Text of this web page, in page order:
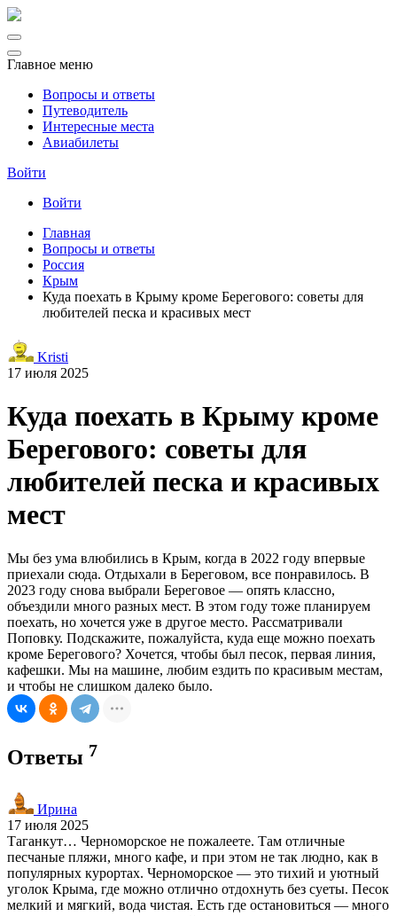
Главное меню
Вопросы и ответы
Путеводитель
Интересные места
Авиабилеты
Войти
Войти
Главная
Вопросы и ответы
Россия
Крым
Куда поехать в Крыму кроме Берегового: советы для
любителей песка и красивых мест
Kristi
17 июля 2025
Куда поехать в Крыму кроме
Берегового: советы для
любителей песка и красивых
мест
Мы без ума влюбились в Крым, когда в 2022 году впервые
приехали сюда. Отдыхали в Береговом, все понравилось. В
2023 году снова выбрали Береговое — опять классно,
объездили много разных мест. В этом году тоже планируем
поехать, но хочется уже в другое место. Рассматривали
Поповку. Подскажите, пожалуйста, куда еще можно поехать
кроме Берегового? Хочется, чтобы был песок, первая линия,
кафешки. Мы на машине, любим ездить по красивым местам,
и чтобы не слишком далеко было.
Ответы 7
Ирина
17 июля 2025
Таганкут… Черноморское не пожалеете. Там отличные
песчаные пляжи, много кафе, и при этом не так людно, как в
популярных курортах. Черноморское — это тихий и уютный
уголок Крыма, где можно отлично отдохнуть без суеты. Песок
мелкий и мягкий, вода чистая. Есть где остановиться — много